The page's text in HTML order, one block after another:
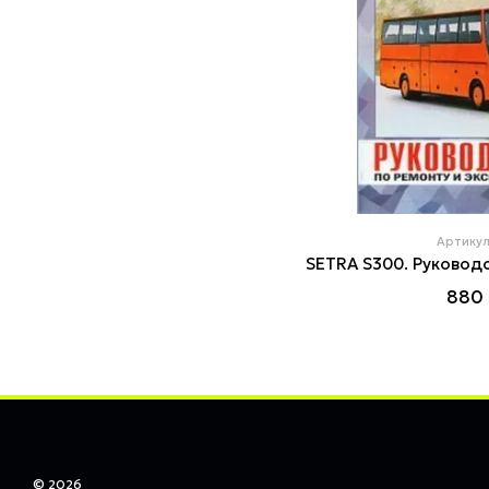
880
© 2026